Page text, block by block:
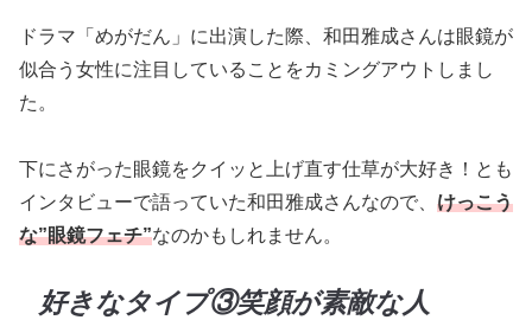
ドラマ「めがだん」に出演した際、和田雅成さんは眼鏡が
似合う女性に注目していることをカミングアウトしまし
た。
下にさがった眼鏡をクイッと上げ直す仕草が大好き！とも
インタビューで語っていた和田雅成さんなので、 けっこう
な”眼鏡フェチ”なのかもしれません。
好きなタイプ③笑顔が素敵な人